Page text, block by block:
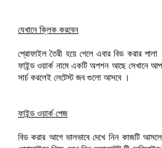
যেখানে ক্লিক করবেন
প্রোফাইল তৈরী হয়ে গেলে এবার বিড করার
ফাইন্ড ওয়ার্ক নামে একটি অপশন আছে সেখানে
সার্চ করলেই লেটেস্ট জব গুলো আসবে ।
ফাইন্ড ওয়ার্ক পেজ
বিড করার আগে ভালভাবে দেখে নিন কাজটি